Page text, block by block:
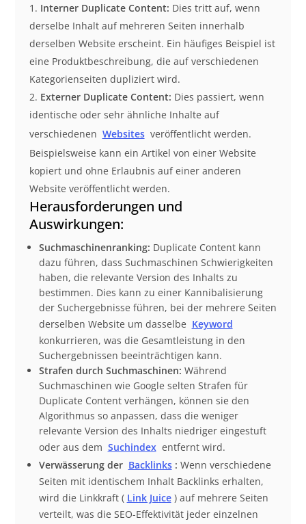
Interner Duplicate Content: Dies tritt auf, wenn
derselbe Inhalt auf mehreren Seiten innerhalb
derselben Website erscheint. Ein häufiges Beispiel ist
eine Produktbeschreibung, die auf verschiedenen
Kategorienseiten dupliziert wird.
Externer Duplicate Content: Dies passiert, wenn
identische oder sehr ähnliche Inhalte auf
verschiedenen Websites veröffentlicht werden.
Beispielsweise kann ein Artikel von einer Website
kopiert und ohne Erlaubnis auf einer anderen
Website veröffentlicht werden.
Herausforderungen und
Auswirkungen:
Suchmaschinenranking: Duplicate Content kann
dazu führen, dass Suchmaschinen Schwierigkeiten
haben, die relevante Version des Inhalts zu
bestimmen. Dies kann zu einer Kannibalisierung
der Suchergebnisse führen, bei der mehrere Seiten
derselben Website um dasselbe Keyword
konkurrieren, was die Gesamtleistung in den
Suchergebnissen beeinträchtigen kann.
Strafen durch Suchmaschinen: Während
Suchmaschinen wie Google selten Strafen für
Duplicate Content verhängen, können sie den
Algorithmus so anpassen, dass die weniger
relevante Version des Inhalts niedriger eingestuft
oder aus dem Suchindex entfernt wird.
Verwässerung der Backlinks : Wenn verschiedene
Seiten mit identischem Inhalt Backlinks erhalten,
wird die Linkkraft ( Link Juice ) auf mehrere Seiten
verteilt, was die SEO-Effektivität jeder einzelnen